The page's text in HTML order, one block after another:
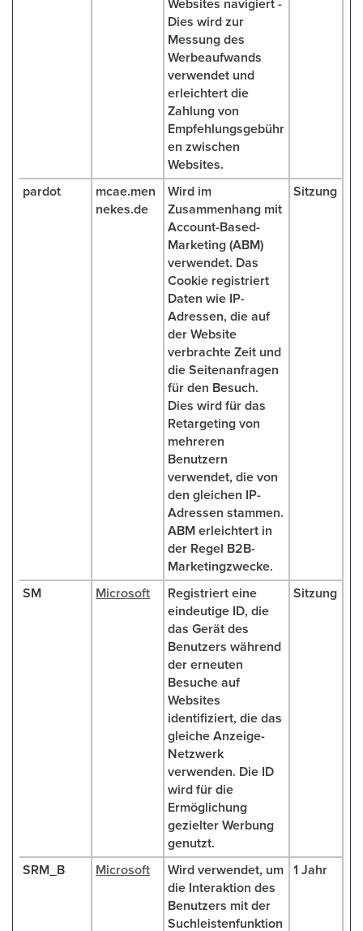
Websites navigiert -
Dies wird zur
Messung des
Werbeaufwands
verwendet und
erleichtert die
Zahlung von
Empfehlungsgebühr
en zwischen
Websites.
pardot
mcae.men
nekes.de
Wird im
Zusammenhang mit
Account-Based-
Marketing (ABM)
verwendet. Das
Cookie registriert
Daten wie IP-
Adressen, die auf
der Website
verbrachte Zeit und
die Seitenanfragen
für den Besuch.
Dies wird für das
Retargeting von
mehreren
Benutzern
verwendet, die von
den gleichen IP-
Adressen stammen.
ABM erleichtert in
der Regel B2B-
Marketingzwecke.
Sitzung
SM Microsoft
Registriert eine
eindeutige ID, die
das Gerät des
Benutzers während
der erneuten
Besuche auf
Websites
identifiziert, die das
gleiche Anzeige-
Netzwerk
verwenden. Die ID
wird für die
Ermöglichung
gezielter Werbung
genutzt.
Sitzung
SRM_B Microsoft
Wird verwendet, um
die Interaktion des
Benutzers mit der
Suchleistenfunktion
1 Jahr